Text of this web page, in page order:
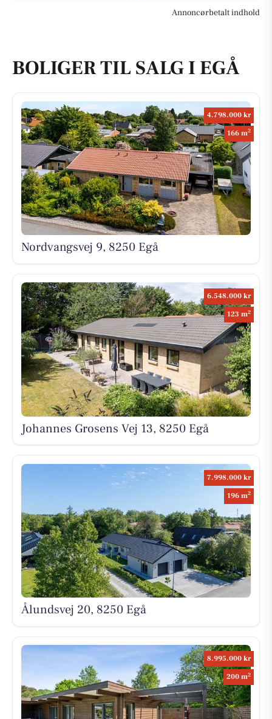
Annoncørbetalt indhold
BOLIGER TIL SALG I EGÅ
4.798.000 kr
166 m2
Nordvangsvej 9, 8250 Egå
6.548.000 kr
123 m2
Johannes Grosens Vej 13, 8250 Egå
7.998.000 kr
196 m2
Ålundsvej 20, 8250 Egå
8.995.000 kr
200 m2